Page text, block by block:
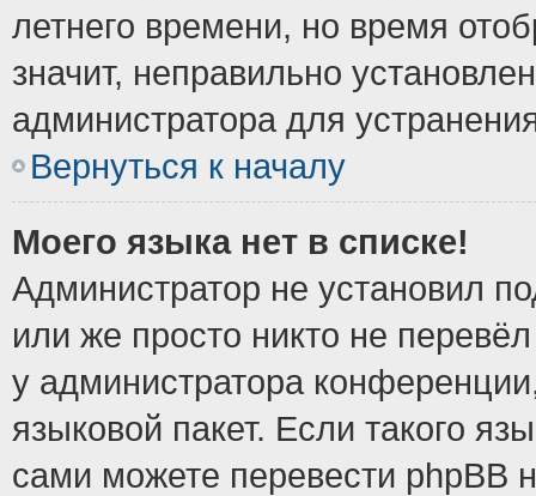
летнего времени, но время
значит, неправильно
администратора для
Вернуться к началу
Моего языка нет в списке!
Администратор не установил
или же просто никто не
у администратора
языковой пакет. Если такого
сами можете перевести phpBB